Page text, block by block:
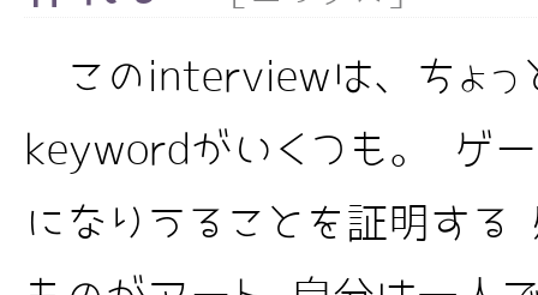
このinterviewは、ちょっ
keywordがいくつも。 ゲ
になりうることを証明する